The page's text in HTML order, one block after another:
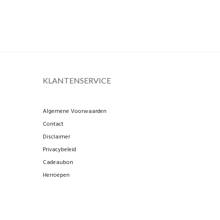
KLANTENSERVICE
Algemene Voorwaarden
Contact
Disclaimer
Privacybeleid
Cadeaubon
Herroepen